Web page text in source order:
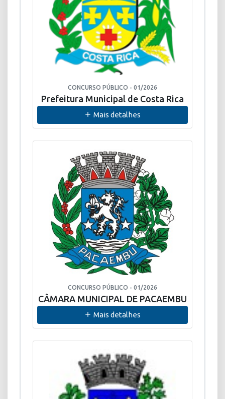
CONCURSO PÚBLICO - 01/2026
Prefeitura Municipal de Costa Rica
Mais detalhes
CONCURSO PÚBLICO - 01/2026
CÂMARA MUNICIPAL DE PACAEMBU
Mais detalhes